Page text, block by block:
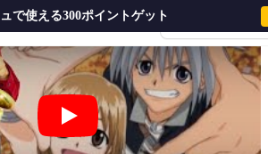
会員登録・ログイ
で使える300ポイントゲット
Butterfly Kiss (『RAVE』 / in Eb) - 米